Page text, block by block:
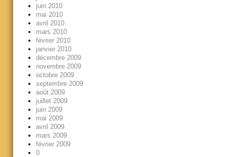
juin 2010
mai 2010
avril 2010
mars 2010
février 2010
janvier 2010
décembre 2009
novembre 2009
octobre 2009
septembre 2009
août 2009
juillet 2009
juin 2009
mai 2009
avril 2009
mars 2009
février 2009
0